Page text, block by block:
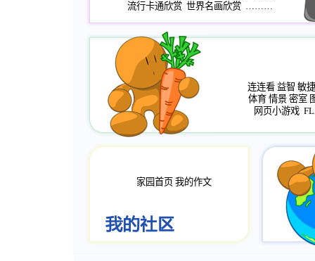
流行卡通欣赏 世界名画欣赏 ………
连连看 益智 敏捷
体育 情景 密室
网页小游戏
家园首页 我的作文